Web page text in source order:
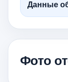
Данные
Фото